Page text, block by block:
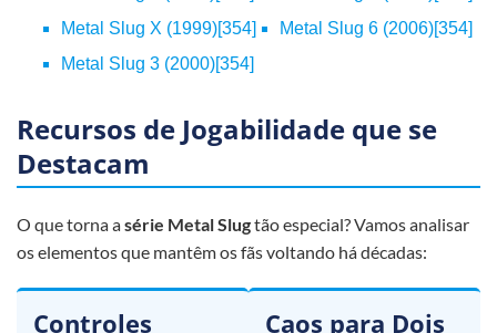
Metal Slug X (1999)[354]
Metal Slug 3 (2000)[354]
Metal Slug 6 (2006)[354]
Recursos de Jogabilidade que se
Destacam
O que torna asérie Metal Slugtão especial? Vamos analisar
os elementos que mantêm os fãs voltando há décadas:
Controles
Caos para Dois